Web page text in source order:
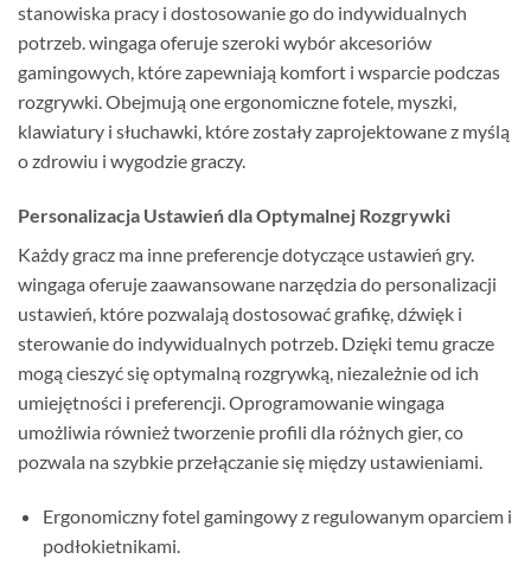
stanowiska pracy i dostosowanie go do indywidualnych
potrzeb. wingaga oferuje szeroki wybór akcesoriów
gamingowych, które zapewniają komfort i wsparcie podczas
rozgrywki. Obejmują one ergonomiczne fotele, myszki,
klawiatury i słuchawki, które zostały zaprojektowane z myślą
o zdrowiu i wygodzie graczy.
Personalizacja Ustawień dla Optymalnej Rozgrywki
Każdy gracz ma inne preferencje dotyczące ustawień gry.
wingaga oferuje zaawansowane narzędzia do personalizacji
ustawień, które pozwalają dostosować grafikę, dźwięk i
sterowanie do indywidualnych potrzeb. Dzięki temu gracze
mogą cieszyć się optymalną rozgrywką, niezależnie od ich
umiejętności i preferencji. Oprogramowanie wingaga
umożliwia również tworzenie profili dla różnych gier, co
pozwala na szybkie przełączanie się między ustawieniami.
Ergonomiczny fotel gamingowy z regulowanym oparciem i
podłokietnikami.